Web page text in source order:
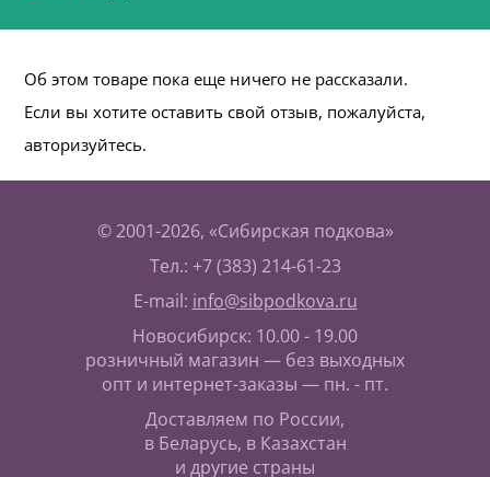
Об этом товаре пока еще ничего не рассказали.
Если вы хотите оставить свой отзыв, пожалуйста,
авторизуйтесь.
© 2001-2026, «Сибирская подкова»
Тел.: +7 (383) 214-61-23
E-mail: info@sibpodkova.ru
Новосибирск: 10.00 - 19.00
розничный магазин — без выходных
опт и интернет-заказы — пн. - пт.
Доставляем по России,
в Беларусь, в Казахстан
и другие страны